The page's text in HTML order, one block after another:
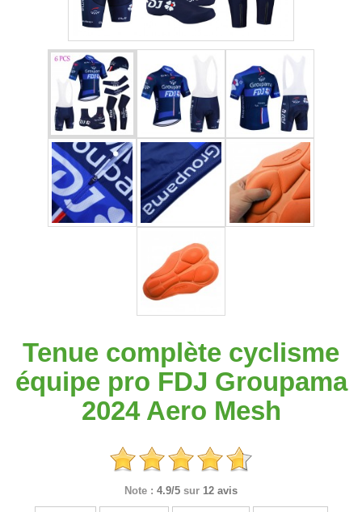
Tenue complète cyclisme
équipe pro FDJ Groupama
2024 Aero Mesh
Note : 4.9/5 sur 12 avis